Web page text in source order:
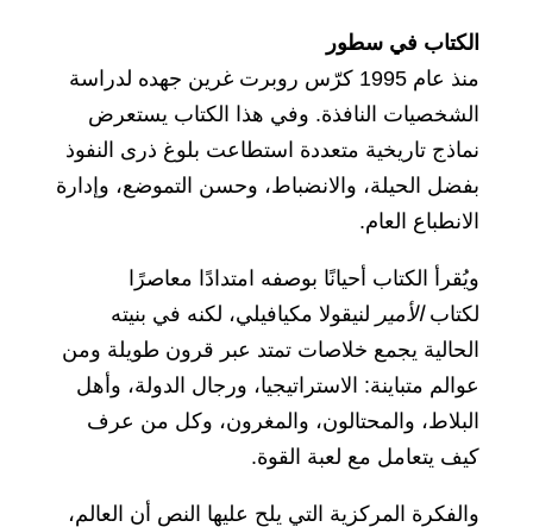
الكتاب في سطور
منذ عام 1995 كرّس روبرت غرين جهده لدراسة
الشخصيات النافذة. وفي هذا الكتاب يستعرض
نماذج تاريخية متعددة استطاعت بلوغ ذرى النفوذ
بفضل الحيلة، والانضباط، وحسن التموضع، وإدارة
الانطباع العام.
ويُقرأ الكتاب أحيانًا بوصفه امتدادًا معاصرًا
لكتابالأمير لنيقولا مكيافيلي، لكنه في بنيته
الحالية يجمع خلاصات تمتد عبر قرون طويلة ومن
عوالم متباينة: الاستراتيجيا، ورجال الدولة، وأهل
البلاط، والمحتالون، والمغرون، وكل من عرف
كيف يتعامل مع لعبة القوة.
والفكرة المركزية التي يلح عليها النص أن العالم،